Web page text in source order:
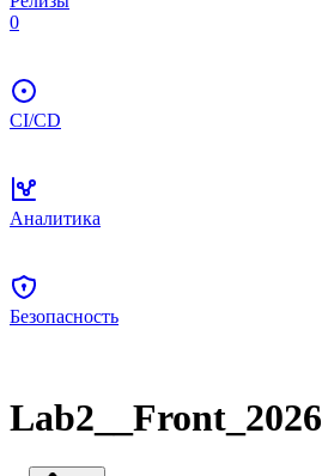
0
CI/CD
Аналитика
Безопасность
Lab2__Front_2026